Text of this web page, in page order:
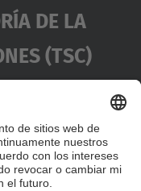
De La
(TSC)
Girona 1-3,
Barcelona